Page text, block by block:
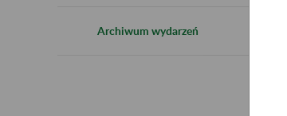
Archiwum wydarzeń